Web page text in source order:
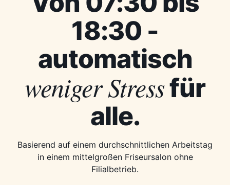
18:30 -
automatisch
weniger Stressfür
alle.
Basierend auf einem durchschnittlichen Arbeitstag
in einem mittelgroßen Friseursalon ohne
Filialbetrieb.